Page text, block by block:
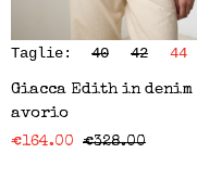
Taglie: 40 42 44
Giacca Edith in denim
avorio
€164.00 €328.00